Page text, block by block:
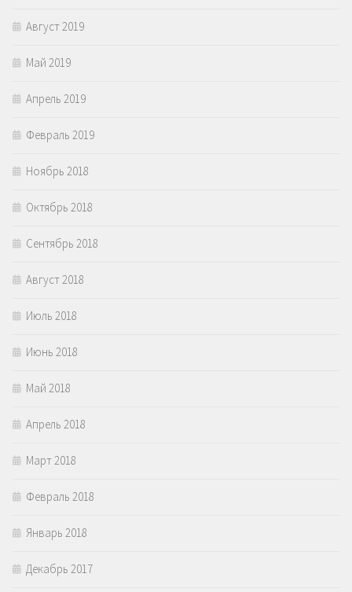
Август 2019
Май 2019
Апрель 2019
Февраль 2019
Ноябрь 2018
Октябрь 2018
Сентябрь 2018
Август 2018
Июль 2018
Июнь 2018
Май 2018
Апрель 2018
Март 2018
Февраль 2018
Январь 2018
Декабрь 2017